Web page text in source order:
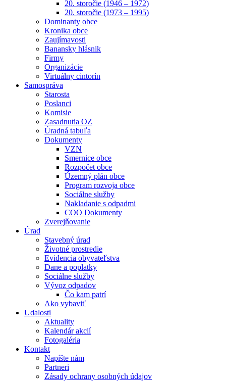
20. storočie (1946 – 1972)
20. storočie (1973 – 1995)
Dominanty obce
Kronika obce
Zaujímavosti
Banansky hlásnik
Firmy
Organizácie
Virtuálny cintorín
Samospráva
Starosta
Poslanci
Komisie
Zasadnutia OZ
Úradná tabuľa
Dokumenty
VZN
Smernice obce
Rozpočet obce
Územný plán obce
Program rozvoja obce
Sociálne služby
Nakladanie s odpadmi
COO Dokumenty
Zverejňovanie
Úrad
Stavebný úrad
Životné prostredie
Evidencia obyvateľstva
Dane a poplatky
Sociálne služby
Vývoz odpadov
Čo kam patrí
Ako vybaviť
Udalosti
Aktuality
Kalendár akcií
Fotogaléria
Kontakt
Napíšte nám
Partneri
Zásady ochrany osobných údajov